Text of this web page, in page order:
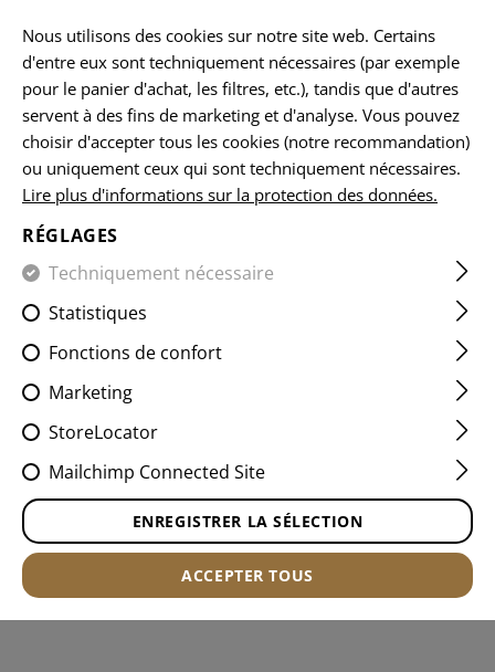
jour férié sur 15.08.2026.
ACCUEIL EQUIPEMENTS CEINTURES INNER BELT
INNER BELT
Nous utilisons des cookies sur notre site web. Certains
d'entre eux sont techniquement nécessaires (par exemple
pour le panier d'achat, les filtres, etc.), tandis que d'autres
servent à des fins de marketing et d'analyse. Vous pouvez
choisir d'accepter tous les cookies (notre recommandation)
ou uniquement ceux qui sont techniquement nécessaires.
Lire plus d'informations sur la protection des données.
RÉGLAGES
Techniquement nécessaire
Statistiques
Fonctions de confort
Marketing
StoreLocator
Mailchimp Connected Site
ENREGISTRER LA SÉLECTION
ACCEPTER TOUS